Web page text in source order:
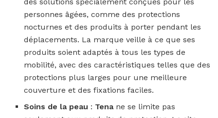
personnes âgées, comme des protections
nocturnes et des produits à porter pendant les
déplacements. La marque veille à ce que ses
produits soient adaptés à tous les types de
mobilité, avec des caractéristiques telles que des
protections plus larges pour une meilleure
couverture et des fixations faciles.
Soins de la peau : Tenane se limite pas